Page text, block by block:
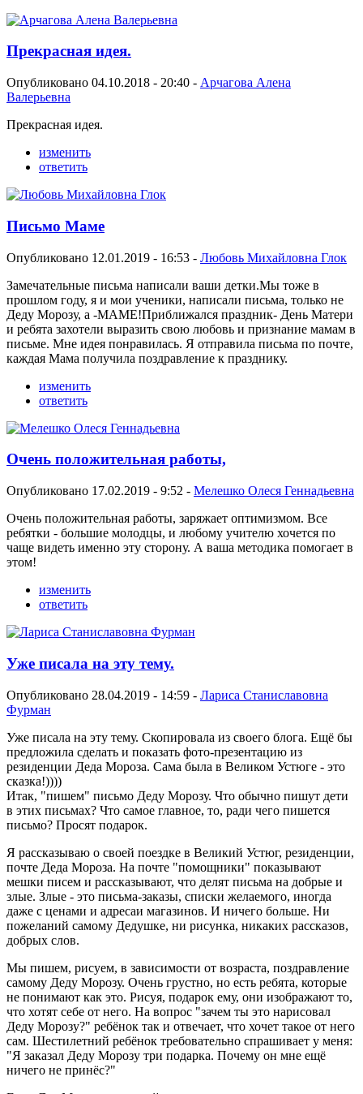
Прекрасная идея.
Опубликовано 04.10.2018 - 20:40 - Арчагова Алена
Валерьевна
Прекрасная идея.
изменить
ответить
Письмо Маме
Опубликовано 12.01.2019 - 16:53 - Любовь Михайловна Глок
Замечательные письма написали ваши детки.Мы тоже в
прошлом году, я и мои ученики, написали письма, только не
Деду Морозу, а -МАМЕ!Приближался праздник- День Матери
и ребята захотели выразить свою любовь и признание мамам в
письме. Мне идея понравилась. Я отправила письма по почте,
каждая Мама получила поздравление к празднику.
изменить
ответить
Очень положительная работы,
Опубликовано 17.02.2019 - 9:52 - Мелешко Олеся Геннадьевна
Очень положительная работы, заряжает оптимизмом. Все
ребятки - большие молодцы, и любому учителю хочется по
чаще видеть именно эту сторону. А ваша методика помогает в
этом!
изменить
ответить
Уже писала на эту тему.
Опубликовано 28.04.2019 - 14:59 - Лариса Станиславовна
Фурман
Уже писала на эту тему. Скопировала из своего блога. Ещё бы
предложила сделать и показать фото-презентацию из
резиденции Деда Мороза. Сама была в Великом Устюге - это
сказка!))))
Итак, "пишем" письмо Деду Морозу. Что обычно пишут дети
в этих письмах? Что самое главное, то, ради чего пишется
письмо? Просят подарок.
Я рассказываю о своей поездке в Великий Устюг, резиденции,
почте Деда Мороза. На почте "помощники" показывают
мешки писем и рассказывают, что делят письма на добрые и
злые. Злые - это письма-заказы, списки желаемого, иногда
даже с ценами и адресаи магазинов. И ничего больше. Ни
пожеланий самому Дедушке, ни рисунка, никаких рассказов,
добрых слов.
Мы пишем, рисуем, в зависимости от возраста, поздравление
самому Деду Морозу. Очень грустно, но есть ребята, которые
не понимают как это. Рисуя, подарок ему, они изображают то,
что хотят себе от него. На вопрос "зачем ты это нарисовал
Деду Морозу?" ребёнок так и отвечает, что хочет такое от него
сам. Шестилетний ребёнок требовательно спрашивает у меня:
"Я заказал Деду Морозу три подарка. Почему он мне ещё
ничего не принёс?"